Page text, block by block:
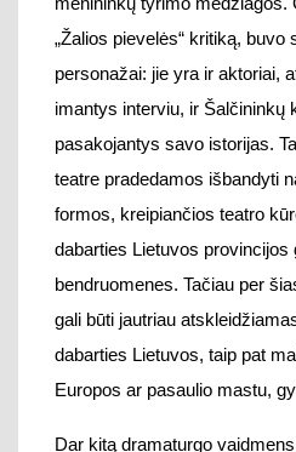
bendruomenes
. Tačiau per
gali būti jautriau
dabarties Lietuvos, taip pat
Europos ar pasaulio mastu,
Dar kitą dramaturgo
eksperimentuojančiuose
teatruose: režisieriaus Vido
teatro judėjimo „No Theatre”
šiuolaikinių dramaturgų
įgyvendinančios kūrybinės
tekstą. Spektaklyje „Telefonų
pjesės/scenarijaus